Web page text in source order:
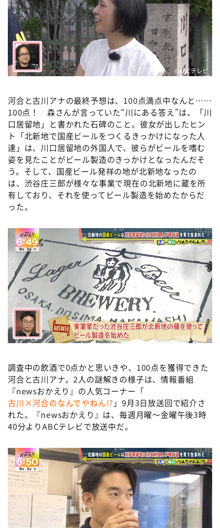
©️ABCテレビ
河合と古川アナの最終予想は、100点満点中なんと……
100点！ 森さんが言っていた“川にある答え”は、「川
口居留地」と書かれた石碑のこと。彼女が出したヒン
ト「北新地で国産ビールをつくるきっかけになった人
達」は、川口居留地の外国人で、彼らがビールを嗜む
姿を見たことがビール製造のきっかけとなったんだそ
う。そして、国産ビール発祥の地が北新地なったの
は、渋谷庄三郎が様々な事業で現在の北新地に蔵を所
有しており、それを使ってビール製造を始めたからだ
った。
©️ABCテレビ
調査中の飲酒で0点かと思いきや、100点を獲得できた
河合と古川アナ。2人の謎解きの様子は、情報番組
『newsおかえり』の人気コーナー「
古川×河合のなんでやねん!? 」9月3日放送回で紹介さ
れた。『newsおかえり』は、毎週月曜～金曜午後3時
40分よりABCテレビで放送中だ。